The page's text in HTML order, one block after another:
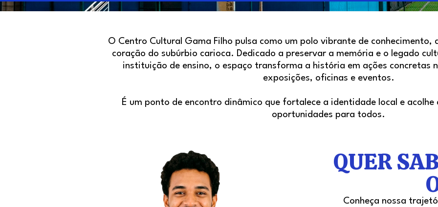
O Centro Cultural Gama Filho pulsa como um polo vibrante de conhecimento,
coração do subúrbio carioca. Dedicado a preservar a memória e o legado
instituição de ensino, o espaço transforma a história em ações concretas
exposições, oficinas e eventos.
É um ponto de encontro dinâmico que fortalece a identidade local e acolhe
oportunidades para todos.
QUER
Conheça nossa